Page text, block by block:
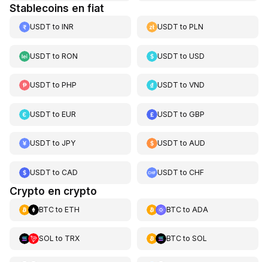
Stablecoins en fiat
USDT to INR USDT toPLN
USDT to RON USDT toUSD
USDT to PHP USDT toVND
USDT to EUR USDT toGBP
USDT to JPY USDT toAUD
USDT to CAD USDT toCHF
Crypto en crypto
BTCto ETH BTCto ADA
SOL to TRX BTCto SOL